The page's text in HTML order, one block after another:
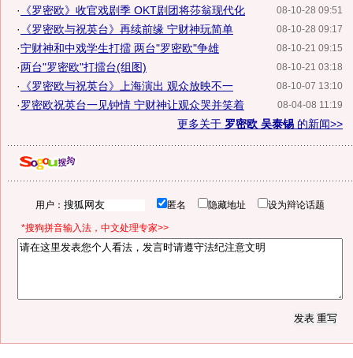
08-10-28 09:51
· 《罗密欧》收官戏剧季 OKT剧团将莎翁现代化
08-10-28 09:17
· 《罗密欧与祝英台》再续前缘 宁财神玩简单
08-10-21 09:15
·宁财神和中戏学生打擂 两台"罗密欧"争雄
08-10-21 03:18
·两台"罗密欧"打擂台(组图)
08-10-07 13:10
· 《罗密欧与祝英台》上海演出 观众放映不一
08-04-08 11:19
·罗密欧祝英台一见钟情 宁财神让观众哭并笑着
更多关于 罗密欧 吴泰锡 的新闻>>
用户： 匿名 隐藏地址 设为辩论话题
*搜狗拼音输入法，中文处理专家>>